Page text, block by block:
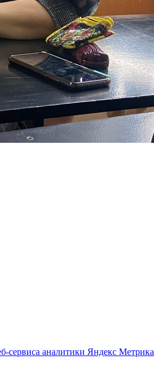
сервиса аналитики Яндекс Метрика